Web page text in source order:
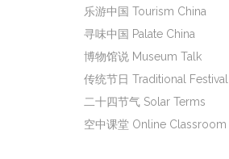
乐游中国 Tourism China
寻味中国 Palate China
博物馆说 Museum Talk
传统节日 Traditional Festival
二十四节气 Solar Terms
空中课堂 Online Classroom